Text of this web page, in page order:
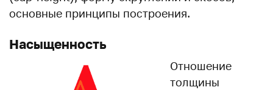
основные принципы построения.
Насыщенность
Отношение
толщины